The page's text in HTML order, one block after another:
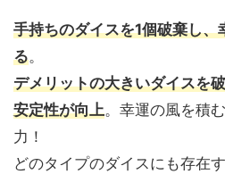
手持ちのダイスを1個破棄し
る。
デメリットの大きいダイスを
安定性が向上。幸運の風を積
力！
どのタイプのダイスにも存在